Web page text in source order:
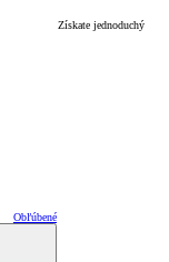
Získate jednoduchý
Obľúbené